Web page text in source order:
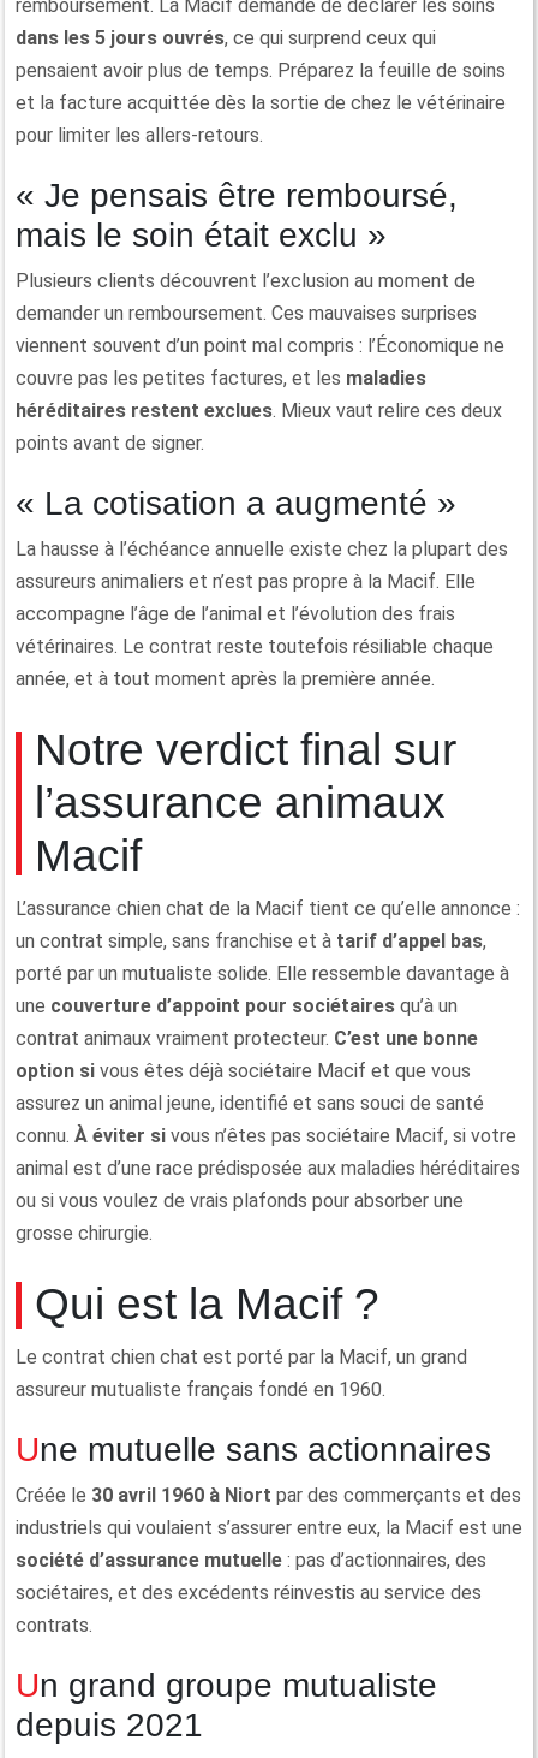
remboursement. La Macif demande de déclarer les soins
dans les 5 jours ouvrés, ce qui surprend ceux qui
pensaient avoir plus de temps. Préparez la feuille de soins
et la facture acquittée dès la sortie de chez le vétérinaire
pour limiter les allers-retours.
« Je pensais être remboursé,
mais le soin était exclu »
Plusieurs clients découvrent l’exclusion au moment de
demander un remboursement. Ces mauvaises surprises
viennent souvent d’un point mal compris : l’Économique ne
couvre pas les petites factures, et les maladies
héréditaires restent exclues. Mieux vaut relire ces deux
points avant de signer.
« La cotisation a augmenté »
La hausse à l’échéance annuelle existe chez la plupart des
assureurs animaliers et n’est pas propre à la Macif. Elle
accompagne l’âge de l’animal et l’évolution des frais
vétérinaires. Le contrat reste toutefois résiliable chaque
année, et à tout moment après la première année.
Notre verdict final sur
l’assurance animaux
Macif
L’assurance chien chat de la Macif tient ce qu’elle annonce :
un contrat simple, sans franchise et à tarif d’appel bas,
porté par un mutualiste solide. Elle ressemble davantage à
une couverture d’appoint pour sociétaires qu’à un
contrat animaux vraiment protecteur. C’est une bonne
option si vous êtes déjà sociétaire Macif et que vous
assurez un animal jeune, identifié et sans souci de santé
connu. À éviter si vous n’êtes pas sociétaire Macif, si votre
animal est d’une race prédisposée aux maladies héréditaires
ou si vous voulez de vrais plafonds pour absorber une
grosse chirurgie.
Qui est la Macif ?
Le contrat chien chat est porté par la Macif, un grand
assureur mutualiste français fondé en 1960.
Une mutuelle sans actionnaires
Créée le 30 avril 1960 à Niort par des commerçants et des
industriels qui voulaient s’assurer entre eux, la Macif est une
société d’assurance mutuelle : pas d’actionnaires, des
sociétaires, et des excédents réinvestis au service des
contrats.
Un grand groupe mutualiste
depuis 2021